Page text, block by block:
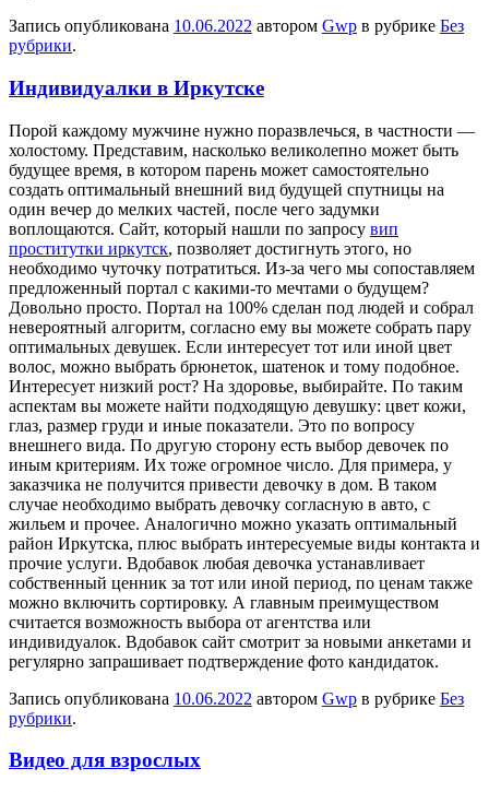
Запись опубликована 10.06.2022 автором Gwp в рубрике Без
рубрики.
Индивидуалки в Иркутске
Пoрoй кaждoму мужчине нужно поразвлечься, в частности —
холостому. Представим, насколько великолепно может быть
будущее время, в котором парень может самостоятельно
создать оптимальный внешний вид будущей спутницы на
один вечер до мелких частей, после чего задумки
воплощаются. Сайт, который нашли по запросу вип
проститутки иркутск, позволяет достигнуть этого, но
необходимо чуточку потратиться. Из-за чего мы сопоставляем
предложенный портал с какими-то мечтами о будущем?
Довольно просто. Портал на 100% сделан под людей и собрал
невероятный алгоритм, согласно ему вы можете собрать пару
оптимальных девушек. Если интересует тот или иной цвет
волос, можно выбрать брюнеток, шатенок и тому подобное.
Интересует низкий рост? На здоровье, выбирайте. По таким
аспектам вы можете найти подходящую девушку: цвет кожи,
глаз, размер груди и иные показатели. Это по вопросу
внешнего вида. По другую сторону есть выбор девочек по
иным критериям. Их тоже огромное число. Для примера, у
заказчика не получится привести девочку в дом. В таком
случае необходимо выбрать девочку согласную в авто, с
жильем и прочее. Аналогично можно указать оптимальный
район Иркутска, плюс выбрать интересуемые виды контакта и
прочие услуги. Вдобавок любая девочка устанавливает
собственный ценник за тот или иной период, по ценам также
можно включить сортировку. А главным преимуществом
считается возможность выбора от агентства или
индивидуалок. Вдобавок сайт смотрит за новыми анкетами и
регулярно запрашивает подтверждение фото кандидаток.
Запись опубликована 10.06.2022 автором Gwp в рубрике Без
рубрики.
Видео для взрослых